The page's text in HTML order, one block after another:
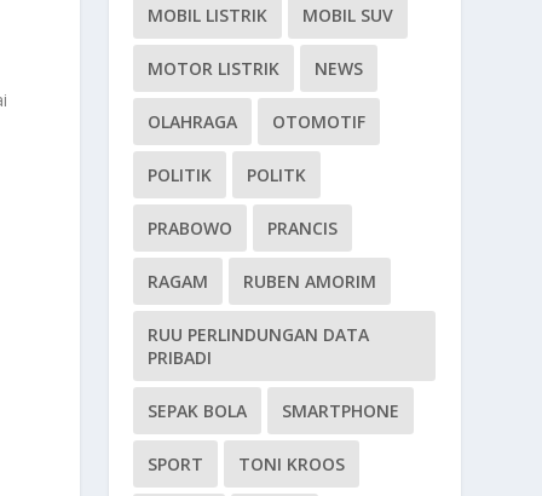
MOBIL LISTRIK MOBIL SUV
MOTOR LISTRIK NEWS
OLAHRAGA OTOMOTIF
POLITIK POLITK
PRABOWO PRANCIS
RAGAM RUBEN AMORIM
RUU PERLINDUNGAN DATA
PRIBADI
SEPAK BOLA SMARTPHONE
SPORT TONI KROOS